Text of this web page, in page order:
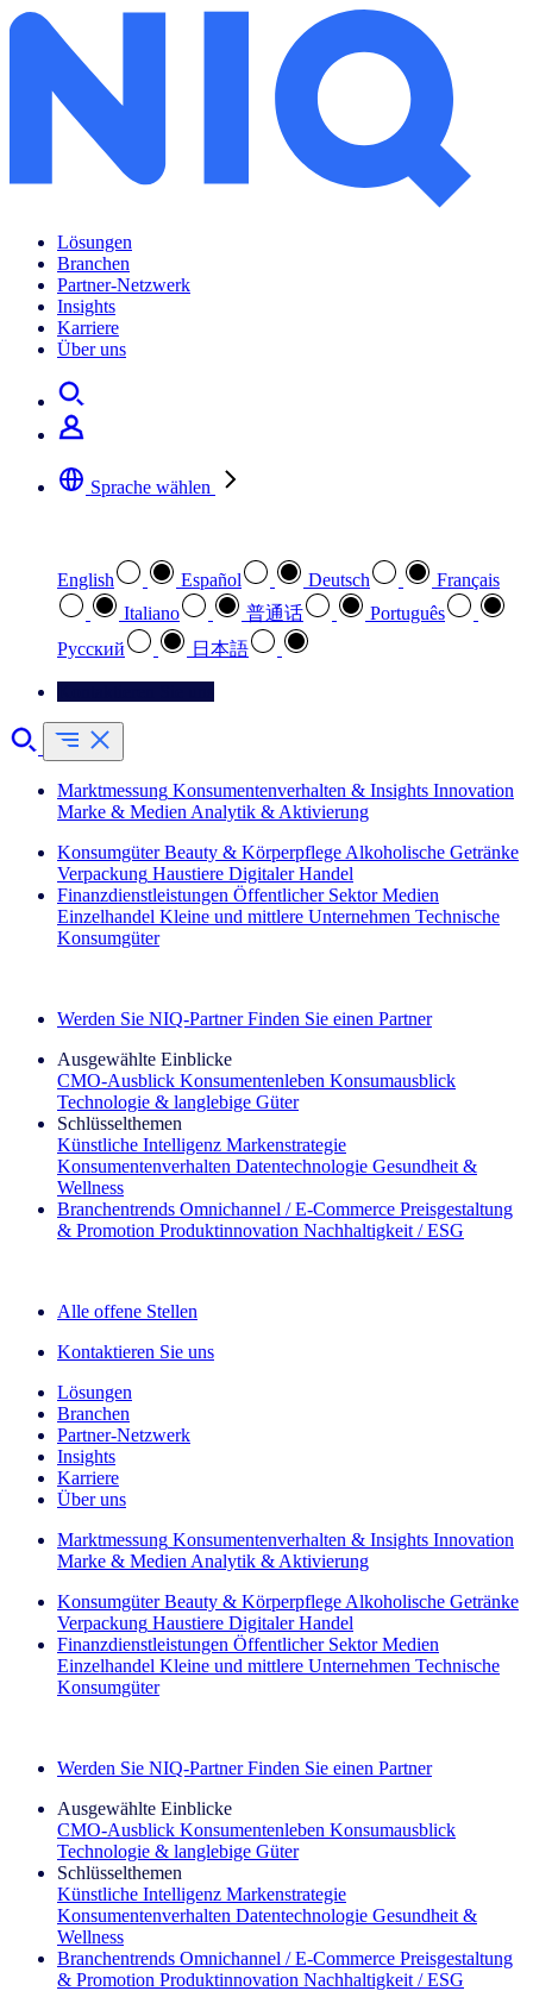
Lösungen
Branchen
Partner-Netzwerk
Insights
Karriere
Über uns
Sprache wählen
English Español Deutsch
Français
Italiano
普通话
Português
Pусский
日本語
Marktmessung Konsumentenverhalten & Insights Innovation
Marke & Medien Analytik & Aktivierung
Konsumgüter Beauty & Körperpflege Alkoholische Getränke
Verpackung Haustiere Digitaler Handel
Finanzdienstleistungen Öffentlicher Sektor Medien
Einzelhandel Kleine und mittlere Unternehmen Technische
Konsumgüter
Werden Sie NIQ-Partner Finden Sie einen Partner
Ausgewählte Einblicke
CMO‑Ausblick Konsumentenleben Konsumausblick
Technologie & langlebige Güter
Schlüsselthemen
Künstliche Intelligenz Markenstrategie
Konsumentenverhalten Datentechnologie Gesundheit &
Wellness
Branchentrends Omnichannel / E‑Commerce Preisgestaltung
& Promotion Produktinnovation Nachhaltigkeit / ESG
Alle offene Stellen
Kontaktieren Sie uns
Lösungen
Branchen
Partner-Netzwerk
Insights
Karriere
Über uns
Marktmessung Konsumentenverhalten & Insights Innovation
Marke & Medien Analytik & Aktivierung
Konsumgüter Beauty & Körperpflege Alkoholische Getränke
Verpackung Haustiere Digitaler Handel
Finanzdienstleistungen Öffentlicher Sektor Medien
Einzelhandel Kleine und mittlere Unternehmen Technische
Konsumgüter
Werden Sie NIQ-Partner Finden Sie einen Partner
Ausgewählte Einblicke
CMO‑Ausblick Konsumentenleben Konsumausblick
Technologie & langlebige Güter
Schlüsselthemen
Künstliche Intelligenz Markenstrategie
Konsumentenverhalten Datentechnologie Gesundheit &
Wellness
Branchentrends Omnichannel / E‑Commerce Preisgestaltung
& Promotion Produktinnovation Nachhaltigkeit / ESG